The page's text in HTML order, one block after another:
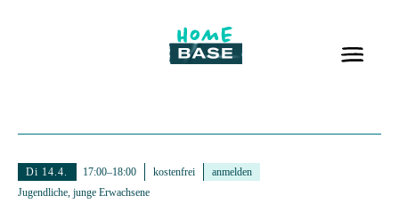
Di 14.4. 17:00–18:00 kostenfrei
anmelden
Jugendliche, junge Erwachsene